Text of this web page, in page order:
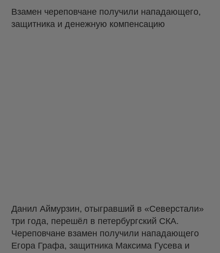
Взамен череповчане получили нападающего,
защитника и денежную компенсацию
Данил Аймурзин, отыгравший в «Северстали»
три года, перешёл в петербургский СКА.
Череповчане взамен получили нападающего
Егора Графа, защитника Максима Гусева и